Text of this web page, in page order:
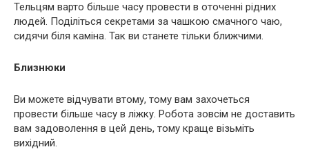
Тельцям варто більше часу провести в оточенні рідних
людей. Поділіться секретами за чашкою смачного чаю,
сидячи біля каміна. Так ви станете тільки ближчими.
Близнюки
Ви можете відчувати втому, тому вам захочеться
провести більше часу в ліжку. Робота зовсім не доставить
вам задоволення в цей день, тому краще візьміть
вихідний.